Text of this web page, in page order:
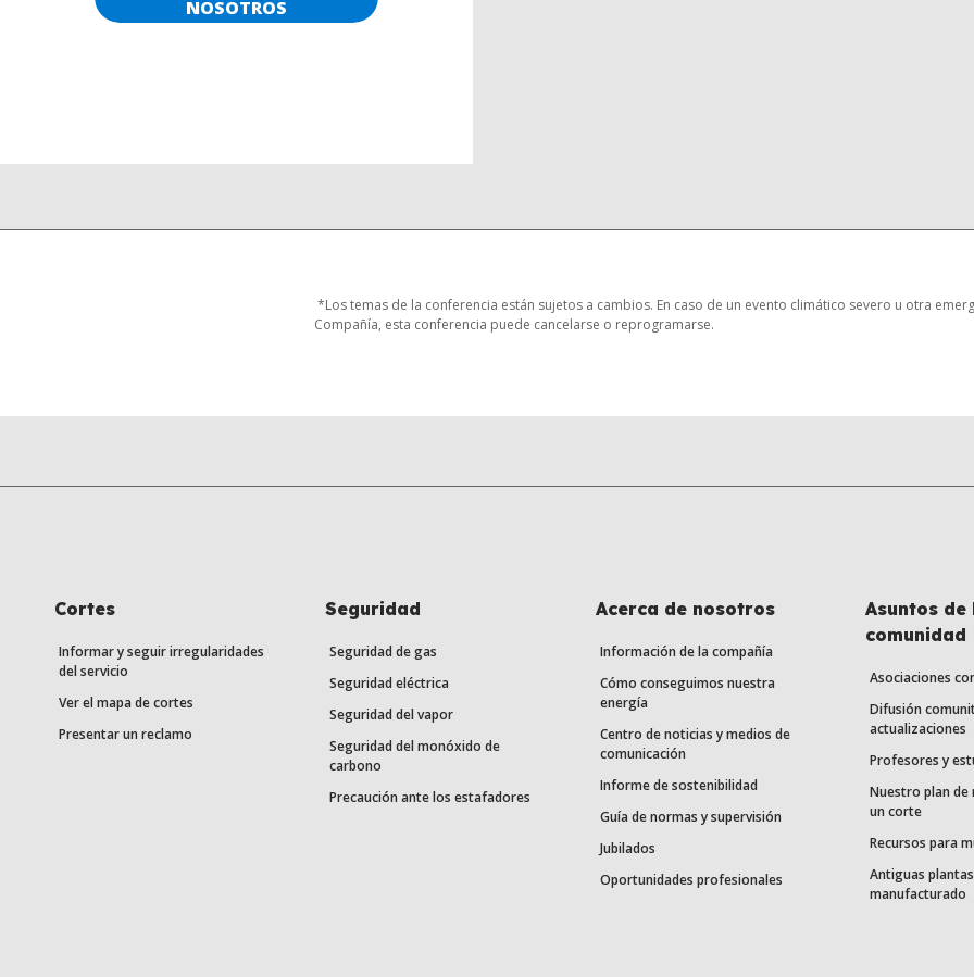
NOSOTROS
*Los temas de la conferencia están sujetos a cambios. En caso de un evento climático severo u otra
Compañía, esta conferencia puede cancelarse o reprogramarse.
Cortes
Informar y seguir irregularidades
del servicio
Ver el mapa de cortes
Presentar un reclamo
Seguridad
Seguridad de gas
Seguridad eléctrica
Seguridad del vapor
Seguridad del monóxido de
carbono
Precaución ante los estafadores
Acerca de nosotros
Información de la compañía
Cómo conseguimos nuestra
energía
Centro de noticias y medios de
comunicación
Informe de sostenibilidad
Guía de normas y supervisión
Jubilados
Oportunidades profesionales
Asuntos de
comunidad
Asociaciones
Difusión
actualizaciones
Profesores y
Nuestro plan de
un corte
Recursos para
Antiguas
manufacturado